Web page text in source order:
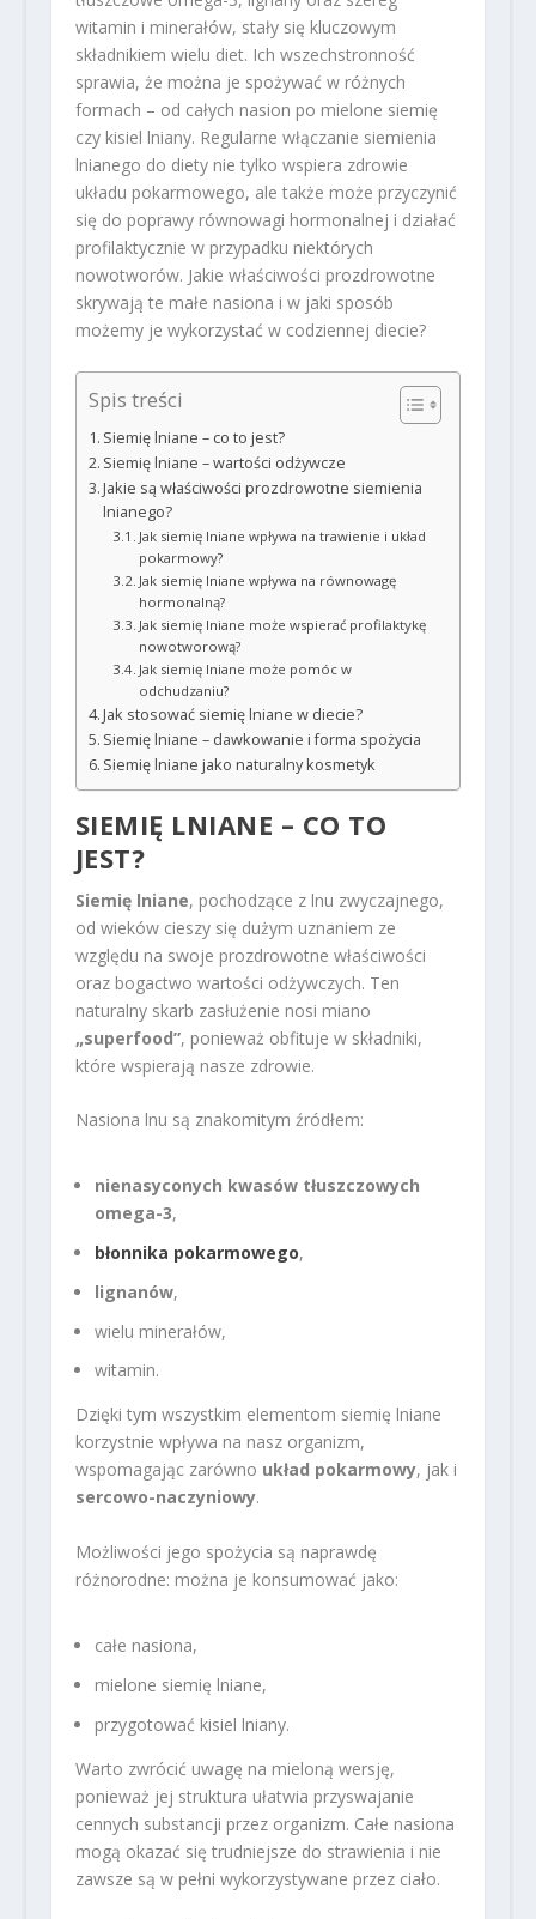
witamin i minerałów, stały się kluczowym
składnikiem wielu diet. Ich wszechstronność
sprawia, że można je spożywać w różnych
formach – od całych nasion po mielone siemię
czy kisiel lniany. Regularne włączanie siemienia
lnianego do diety nie tylko wspiera zdrowie
układu pokarmowego, ale także może przyczynić
się do poprawy równowagi hormonalnej i działać
profilaktycznie w przypadku niektórych
nowotworów. Jakie właściwości prozdrowotne
skrywają te małe nasiona i w jaki sposób
możemy je wykorzystać w codziennej diecie?
Spis treści
Siemię lniane – co to jest?
Siemię lniane – wartości odżywcze
Jakie są właściwości prozdrowotne siemienia
lnianego?
Jak siemię lniane wpływa na trawienie i układ
pokarmowy?
Jak siemię lniane wpływa na równowagę
hormonalną?
Jak siemię lniane może wspierać profilaktykę
nowotworową?
Jak siemię lniane może pomóc w
odchudzaniu?
Jak stosować siemię lniane w diecie?
Siemię lniane – dawkowanie i forma spożycia
Siemię lniane jako naturalny kosmetyk
SIEMIĘ LNIANE – CO TO
JEST?
Siemię lniane, pochodzące z lnu zwyczajnego,
od wieków cieszy się dużym uznaniem ze
względu na swoje prozdrowotne właściwości
oraz bogactwo wartości odżywczych. Ten
naturalny skarb zasłużenie nosi miano
„superfood”, ponieważ obfituje w składniki,
które wspierają nasze zdrowie.
Nasiona lnu są znakomitym źródłem:
nienasyconych kwasów tłuszczowych
omega-3,
błonnika pokarmowego,
lignanów,
wielu minerałów,
witamin.
Dzięki tym wszystkim elementom siemię lniane
korzystnie wpływa na nasz organizm,
wspomagając zarówno układ pokarmowy, jak i
sercowo-naczyniowy.
Możliwości jego spożycia są naprawdę
różnorodne: można je konsumować jako:
całe nasiona,
mielone siemię lniane,
przygotować kisiel lniany.
Warto zwrócić uwagę na mieloną wersję,
ponieważ jej struktura ułatwia przyswajanie
cennych substancji przez organizm. Całe nasiona
mogą okazać się trudniejsze do strawienia i nie
zawsze są w pełni wykorzystywane przez ciało.